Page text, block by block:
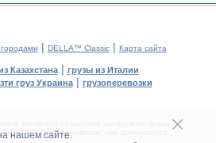
нашем сайте.
| DELLA™ Classic| Карта сайта
Казахстана| грузы из Италии
груз Украина| грузоперевозки
являются объектами авторского права.
Грузоперевозки' - не допускается.